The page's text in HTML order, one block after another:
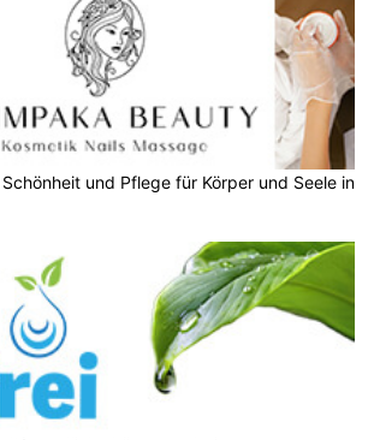
und Pflege für Körper und Seele in